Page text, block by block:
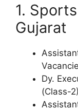
​1.
Gujarat
​Dy.
(Class-